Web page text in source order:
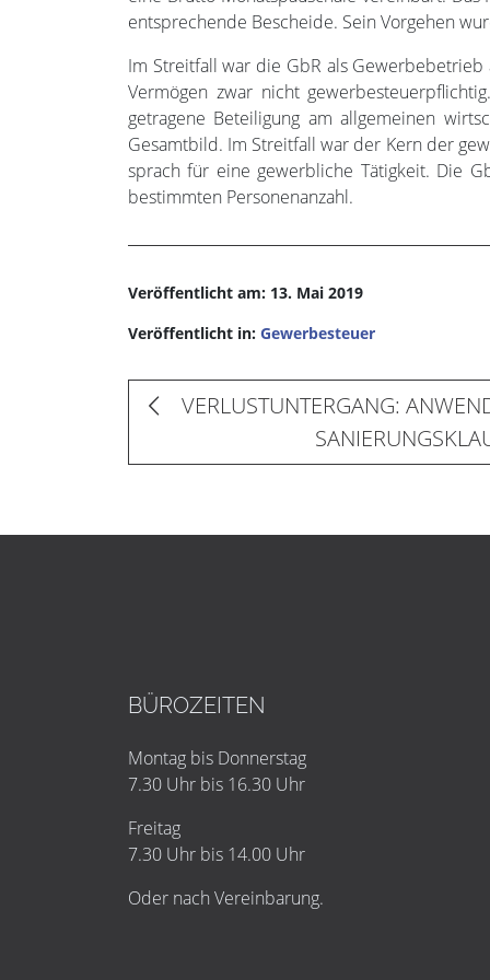
entsprechende Bescheide. Sein Vorgehen
Im Streitfall war die GbR als
Vermögen zwar nicht
getragene Beteiligung am allgemeinen
Gesamtbild. Im Streitfall war der Kern der
sprach für eine gewerbliche Tätigkeit. Die
bestimmten Personenanzahl.
Veröffentlicht am: 13. Mai 2019
Veröffentlicht in: Gewerbesteuer
VERLUSTUNTERGANG:
BÜROZEITEN
Montag bis Donnerstag
7.30 Uhr bis 16.30 Uhr
Freitag
7.30 Uhr bis 14.00 Uhr
Oder nach Vereinbarung.